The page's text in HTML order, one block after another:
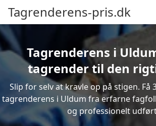
Tagrenderens-pris.dk
Tagrenderens i
tagrender til den
Slip for selv at kravle op på stigen. Få
tagrenderens i Uldum fra erfarne
og professionelt